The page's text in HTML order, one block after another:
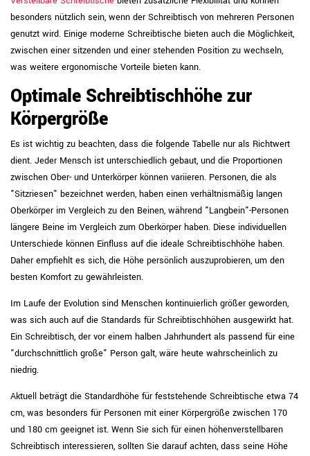
besonders nützlich sein, wenn der Schreibtisch von mehreren Personen
genutzt wird. Einige moderne Schreibtische bieten auch die Möglichkeit,
zwischen einer sitzenden und einer stehenden Position zu wechseln,
was weitere ergonomische Vorteile bieten kann.
Optimale Schreibtischhöhe zur
Körpergröße
Es ist wichtig zu beachten, dass die folgende Tabelle nur als Richtwert
dient. Jeder Mensch ist unterschiedlich gebaut, und die Proportionen
zwischen Ober- und Unterkörper können variieren. Personen, die als
"Sitzriesen" bezeichnet werden, haben einen verhältnismäßig langen
Oberkörper im Vergleich zu den Beinen, während "Langbein"-Personen
längere Beine im Vergleich zum Oberkörper haben. Diese individuellen
Unterschiede können Einfluss auf die ideale Schreibtischhöhe haben.
Daher empfiehlt es sich, die Höhe persönlich auszuprobieren, um den
besten Komfort zu gewährleisten.
Im Laufe der Evolution sind Menschen kontinuierlich größer geworden,
was sich auch auf die Standards für Schreibtischhöhen ausgewirkt hat.
Ein Schreibtisch, der vor einem halben Jahrhundert als passend für eine
"durchschnittlich große" Person galt, wäre heute wahrscheinlich zu
niedrig.
Aktuell beträgt die Standardhöhe für feststehende Schreibtische etwa 74
cm, was besonders für Personen mit einer Körpergröße zwischen 170
und 180 cm geeignet ist. Wenn Sie sich für einen höhenverstellbaren
Schreibtisch interessieren, sollten Sie darauf achten, dass seine Höhe